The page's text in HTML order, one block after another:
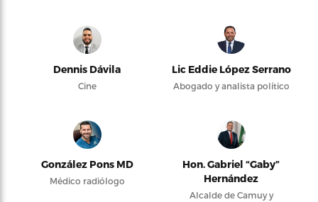
Dennis Dávila
Cine
Lic Eddie López Serrano
Abogado y analista político
González Pons MD
Médico radiólogo
Hon. Gabriel “Gaby”
Hernández
Alcalde de Camuy y